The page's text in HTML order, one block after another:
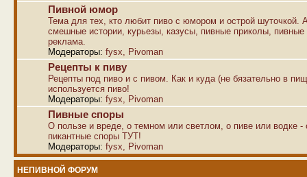
Пивной юмор
Тема для тех, кто любит пиво с юмором и острой шуточкой.
смешные истории, курьезы, казусы, пивные приколы,
реклама.
Модераторы: fysx Pivoman
Рецепты к пиву
Рецепты под пиво и с пивом. Как и куда (не бязательно в
используется пиво!
Модераторы: fysx Pivoman
Пивные споры
О пользе и вреде, о темном или светлом, о пиве или водке -
пикантные споры ТУТ!
Модераторы: fysx Pivoman
НЕПИВНОЙ ФОРУМ